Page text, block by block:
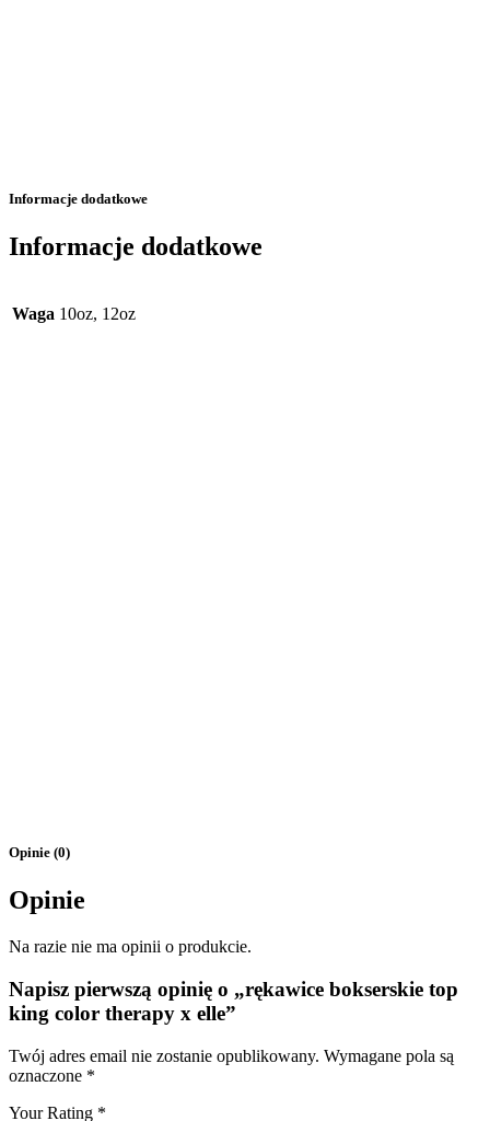
Informacje dodatkowe
Informacje dodatkowe
Waga 10oz, 12oz
Opinie (0)
Opinie
Na razie nie ma opinii o produkcie.
Napisz pierwszą opinię o „rękawice bokserskie top
king color therapy x elle”
Twój adres email nie zostanie opublikowany. Wymagane pola są
oznaczone *
Your Rating *